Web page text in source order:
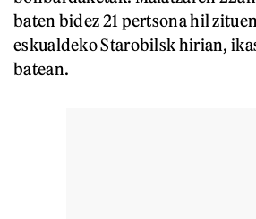
baten bidez 21 pertsona hil
eskualdeko Starobilsk hirian,
batean.